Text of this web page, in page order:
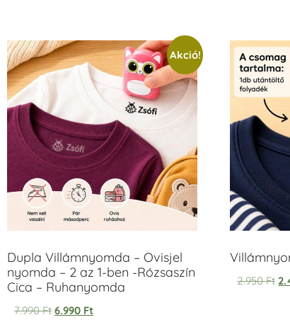
Akció!
Dupla Villámnyomda – Ovisjel
nyomda – 2 az 1-ben -Rózsaszín
Cica – Ruhanyomda
7.990Ft 6.990 Ft
2.950Ft